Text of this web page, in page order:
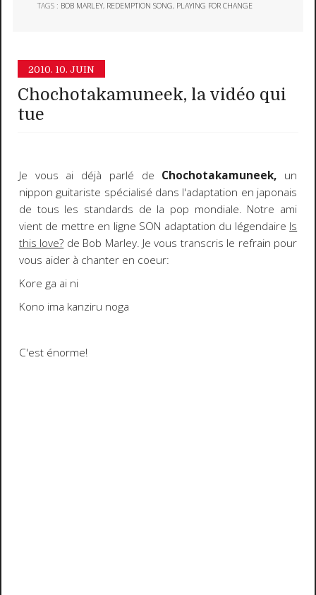
TAGS : BOB MARLEY, REDEMPTION SONG, PLAYING FOR CHANGE
2010. 10. JUIN
Chochotakamuneek, la vidéo qui
tue
Je vous ai déjà parlé de Chochotakamuneek, un
nippon guitariste spécialisé dans l'adaptation en japonais
de tous les standards de la pop mondiale. Notre ami
vient de mettre en ligne SON adaptation du légendaire Is
this love? de Bob Marley. Je vous transcris le refrain pour
vous aider à chanter en coeur:
Kore ga ai ni
Kono ima kanziru noga
C'est énorme!